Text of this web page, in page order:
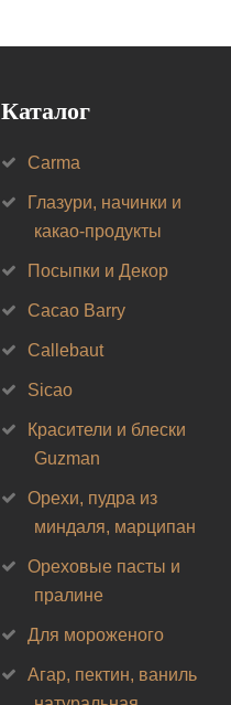
Каталог
Carma
Глазури, начинки и
какао-продукты
Посыпки и Декор
Cacao Barry
Callebaut
Sicao
Красители и блески
Guzman
Орехи, пудра из
миндаля, марципан
Ореховые пасты и
пралине
Для мороженого
Агар, пектин, ваниль